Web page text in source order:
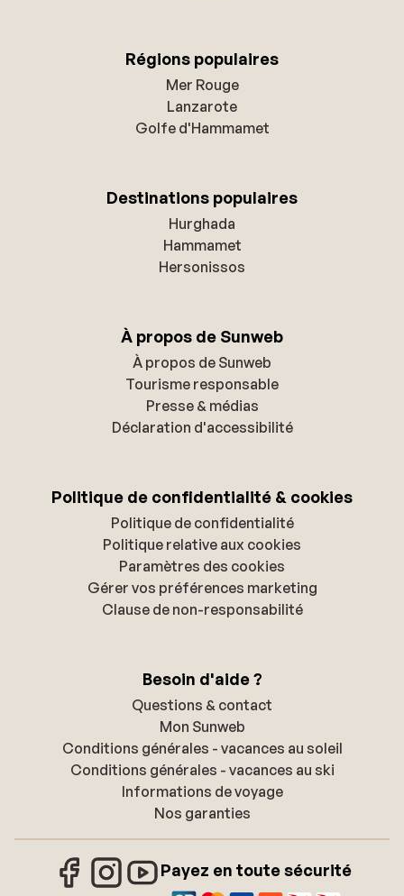
Régions populaires
Mer Rouge
Lanzarote
Golfe d'Hammamet
Destinations populaires
Hurghada
Hammamet
Hersonissos
À propos de Sunweb
À propos de Sunweb
Tourisme responsable
Presse & médias
Déclaration d'accessibilité
Politique de confidentialité & cookies
Politique de confidentialité
Politique relative aux cookies
Paramètres des cookies
Gérer vos préférences marketing
Clause de non-responsabilité
Besoin d'aide ?
Questions & contact
Mon Sunweb
Conditions générales - vacances au soleil
Conditions générales - vacances au ski
Informations de voyage
Nos garanties
Payez en toute sécurité